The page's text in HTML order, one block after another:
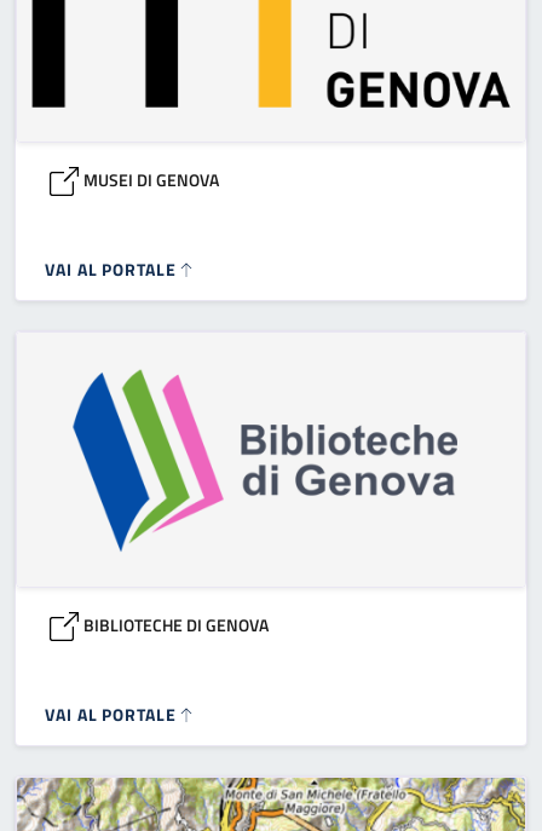
MUSEI DI GENOVA
VAI AL PORTALE
BIBLIOTECHE DI GENOVA
VAI AL PORTALE